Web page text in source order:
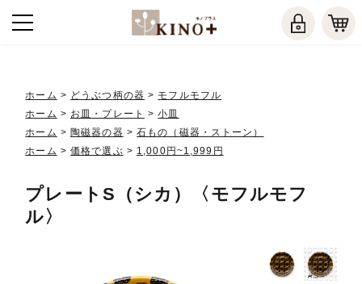
ホーム > どうぶつ柄の器 > モフルモフル
ホーム > お皿・プレート >小皿
ホーム > 陶磁器の器 >石もの（磁器・ストーン）
ホーム >価格で選ぶ > 1,000円~1,999円
プレートS（シカ）〈モフルモフ
ル〉